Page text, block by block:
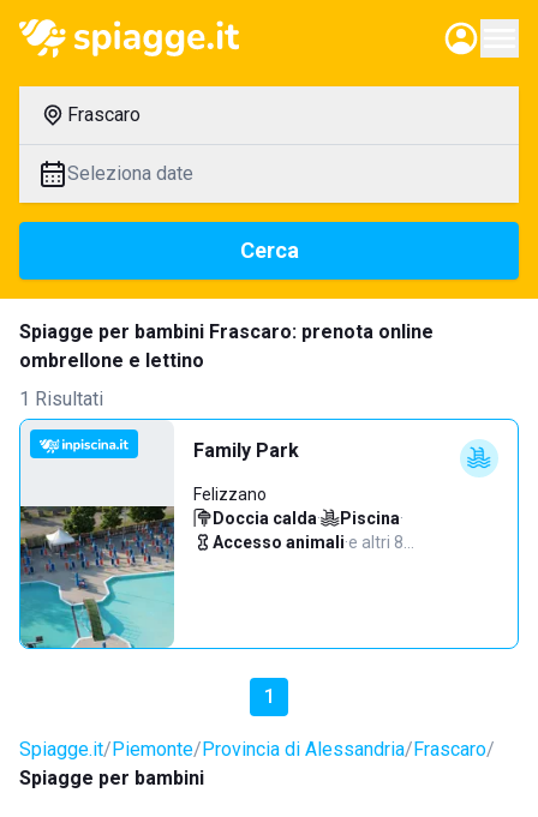
Frascaro
Seleziona date
Cerca
Spiagge per bambini Frascaro: prenota online
ombrellone e lettino
1 Risultati
Family Park
Felizzano
Doccia calda· Piscina·
Accesso animali·e altri 8…
1
Spiagge.it Piemonte Provincia di Alessandria Frascaro
Spiagge per bambini